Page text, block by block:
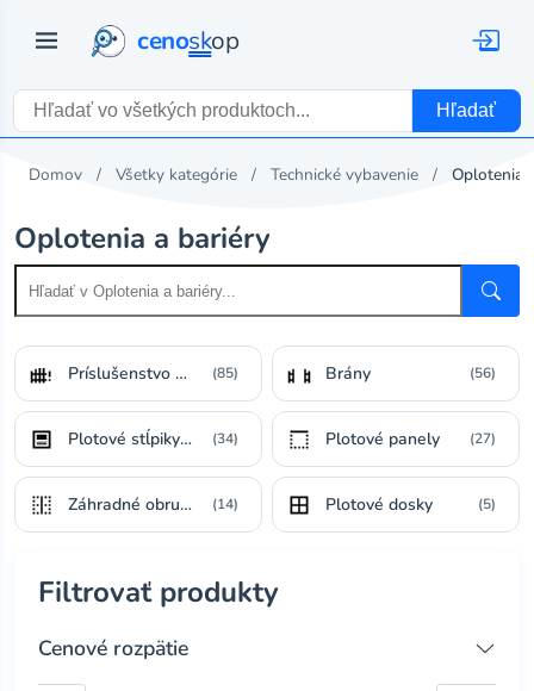
cenoskop
Hľadať
Domov Všetky kategórie Technické vybavenie Oplotenia
Oplotenia a bariéry
Príslušenstvo k oploteniam a bránam (85) Brány (56)
Plotové stĺpiky a zábradlia (34) Plotové panely (27)
Záhradné obruby a hrany (14) Plotové dosky (5)
Filtrovať produkty
Cenové rozpätie